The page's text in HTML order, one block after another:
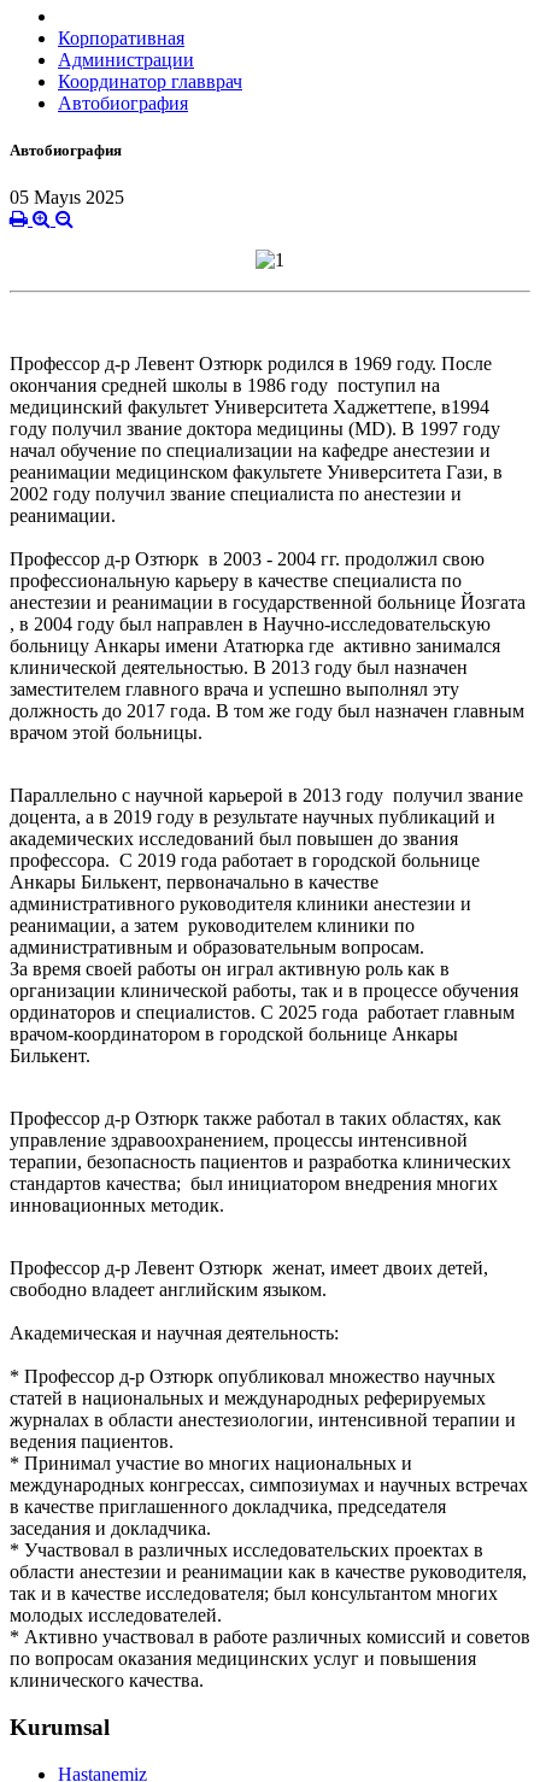
Корпоративная
Администрации
Координатор главврач
Автобиография
Автобиография
05 Mayıs 2025
Профессор д-р Левент Озтюрк родился в 1969 году. После
окончания средней школы в 1986 году поступил на
медицинский факультет Университета Хаджеттепе, в1994
году получил звание доктора медицины (MD). В 1997 году
начал обучение по специализации на кафедре анестезии и
реанимации медицинском факультете Университета Гази, в
2002 году получил звание специалиста по анестезии и
реанимации.
Профессор д-р Озтюрк в 2003 - 2004 гг. продолжил свою
профессиональную карьеру в качестве специалиста по
анестезии и реанимации в государственной больнице Йозгата
, в 2004 году был направлен в Научно-исследовательскую
больницу Анкары имени Ататюрка где активно занимался
клинической деятельностью. В 2013 году был назначен
заместителем главного врача и успешно выполнял эту
должность до 2017 года. В том же году был назначен главным
врачом этой больницы.
Параллельно с научной карьерой в 2013 году получил звание
доцента, а в 2019 году в результате научных публикаций и
академических исследований был повышен до звания
профессора. С 2019 года работает в городской больнице
Анкары Билькент, первоначально в качестве
административного руководителя клиники анестезии и
реанимации, а затем руководителем клиники по
административным и образовательным вопросам.
За время своей работы он играл активную роль как в
организации клинической работы, так и в процессе обучения
ординаторов и специалистов. С 2025 года работает главным
врачом-координатором в городской больнице Анкары
Билькент.
Профессор д-р Озтюрк также работал в таких областях, как
управление здравоохранением, процессы интенсивной
терапии, безопасность пациентов и разработка клинических
стандартов качества; был инициатором внедрения многих
инновационных методик.
Профессор д-р Левент Озтюрк женат, имеет двоих детей,
свободно владеет английским языком.
Академическая и научная деятельность:
* Профессор д-р Озтюрк опубликовал множество научных
статей в национальных и международных реферируемых
журналах в области анестезиологии, интенсивной терапии и
ведения пациентов.
* Принимал участие во многих национальных и
международных конгрессах, симпозиумах и научных встречах
в качестве приглашенного докладчика, председателя
заседания и докладчика.
* Участвовал в различных исследовательских проектах в
области анестезии и реанимации как в качестве руководителя,
так и в качестве исследователя; был консультантом многих
молодых исследователей.
* Активно участвовал в работе различных комиссий и советов
по вопросам оказания медицинских услуг и повышения
клинического качества.
Kurumsal
Hastanemiz